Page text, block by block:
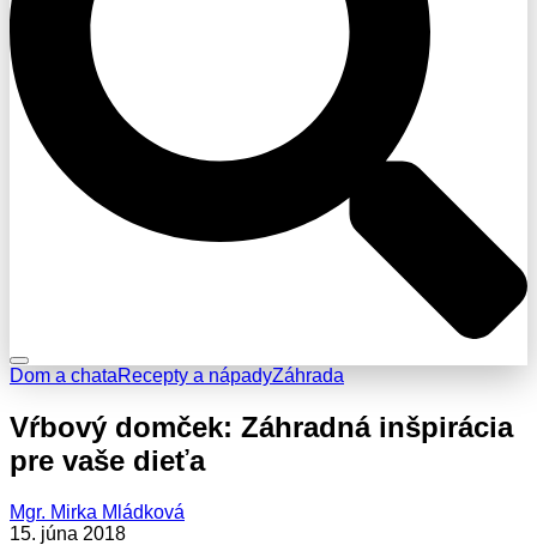
Dom a chataRecepty a nápadyZáhrada
Vŕbový domček: Záhradná inšpirácia
pre vaše dieťa
Mgr. Mirka Mládková
15. júna 2018